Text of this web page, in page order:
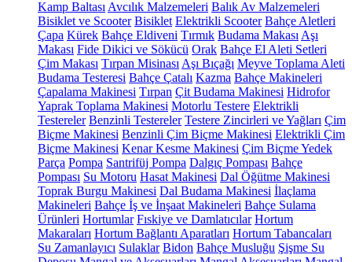
Kamp Baltası Avcılık Malzemeleri Balık Av Malzemeleri
Bisiklet ve Scooter Bisiklet Elektrikli Scooter Bahçe Aletleri
Çapa Kürek Bahçe Eldiveni Tırmık Budama Makası Aşı
Makası Fide Dikici ve Sökücü Orak Bahçe El Aleti Setleri
Çim Makası Tırpan Misinası Aşı Bıçağı Meyve Toplama Aleti
Budama Testeresi Bahçe Çatalı Kazma Bahçe Makineleri
Çapalama Makinesi Tırpan Çit Budama Makinesi Hidrofor
Yaprak Toplama Makinesi Motorlu Testere Elektrikli
Testereler Benzinli Testereler Testere Zincirleri ve Yağları Çim
Biçme Makinesi Benzinli Çim Biçme Makinesi Elektrikli Çim
Biçme Makinesi Kenar Kesme Makinesi Çim Biçme Yedek
Parça Pompa Santrifüj Pompa Dalgıç Pompası Bahçe
Pompası Su Motoru Hasat Makinesi Dal Öğütme Makinesi
Toprak Burgu Makinesi Dal Budama Makinesi İlaçlama
Makineleri Bahçe İş ve İnşaat Makineleri Bahçe Sulama
Ürünleri Hortumlar Fıskiye ve Damlatıcılar Hortum
Makaraları Hortum Bağlantı Aparatları Hortum Tabancaları
Su Zamanlayıcı Sulaklar Bidon Bahçe Musluğu Şişme Su